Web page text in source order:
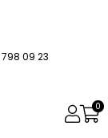
798 09 23
0